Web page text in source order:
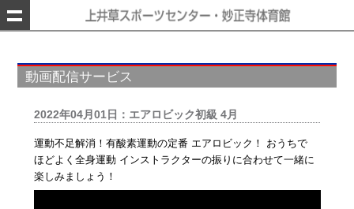
動画配信サービス
2022年04月01日：エアロビック初級 4月
運動不足解消！有酸素運動の定番 エアロビック！ おうちで
ほどよく全身運動 インストラクターの振りに合わせて一緒に
楽しみましょう！